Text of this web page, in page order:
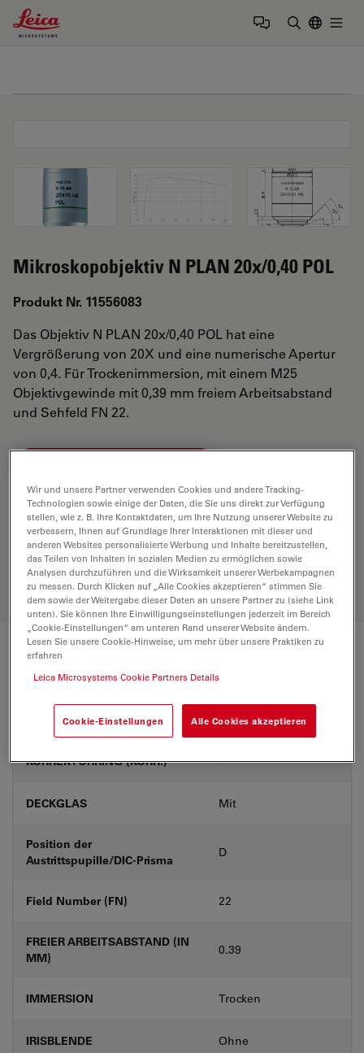
Leica Microsystems Logo
Mikroskopobjektiv N PLAN 20x/0,40 POL
Produkt Nr. 11556083
Das Objektiv N PLAN 20x/0,40 POL hat eine
Vergrößerung von 20X und eine numerische Apertur
von 0,4. Für Trockenimmersion, mit einem M25
Objektivgewinde mit 0,39 mm freiem Arbeitsabstand
und Sehfeld FN 22.
Entdecken Sie die perfekte Lösung.
Erkunden Sie unseren Objective
Finder, vergleichen Sie Alternativen
und finden Sie die beste Lösung für
Ihre Anforderungen.
Technische Daten
Produktnummer 11556083
KORREKTURRING (KORR.) -
DECKGLAS Mit
Position der
Austrittspupille/DIC-Prisma
D
Field Number (FN) 22
FREIER ARBEITSABSTAND (IN
MM)
0.39
IMMERSION Trocken
IRISBLENDE Ohne
Wir und unsere Partner verwenden Cookies und andere Tracking-
Technologien sowie einige der Daten, die Sie uns direkt zur Verfügung
stellen, wie z. B. Ihre Kontaktdaten, um Ihre Nutzung unserer Website zu
verbessern, Ihnen auf Grundlage Ihrer Interaktionen mit dieser und
anderen Websites personalisierte Werbung und Inhalte bereitzustellen,
das Teilen von Inhalten in sozialen Medien zu ermöglichen sowie
Analysen durchzuführen und die Wirksamkeit unserer Werbekampagnen
zu messen. Durch Klicken auf „Alle Cookies akzeptieren“ stimmen Sie
dem sowie der Weitergabe dieser Daten an unsere Partner zu (siehe Link
unten). Sie können Ihre Einwilligungseinstellungen jederzeit im Bereich
„Cookie-Einstellungen“ am unteren Rand unserer Website ändern.
Lesen Sie unsere Cookie-Hinweise, um mehr über unsere Praktiken zu
erfahren
Leica Microsystems Cookie Partners Details
Cookie-Einstellungen Alle Cookies akzeptieren